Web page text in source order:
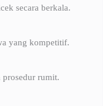
secara berkala.
yang kompetitif.
prosedur rumit.